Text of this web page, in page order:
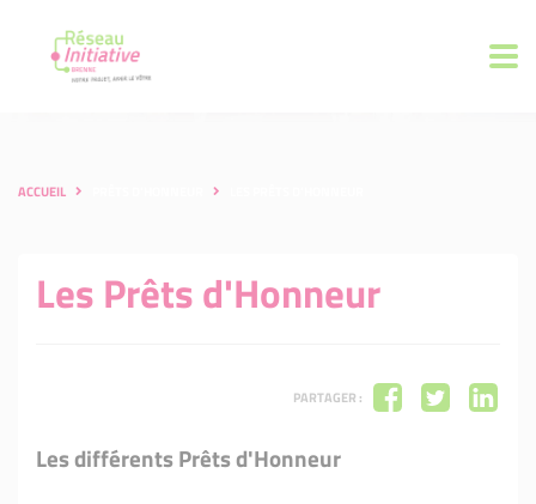
ACCUEIL
Les Prêts d'Honneur
PARTAGER :
Les différents Prêts d'Honneur